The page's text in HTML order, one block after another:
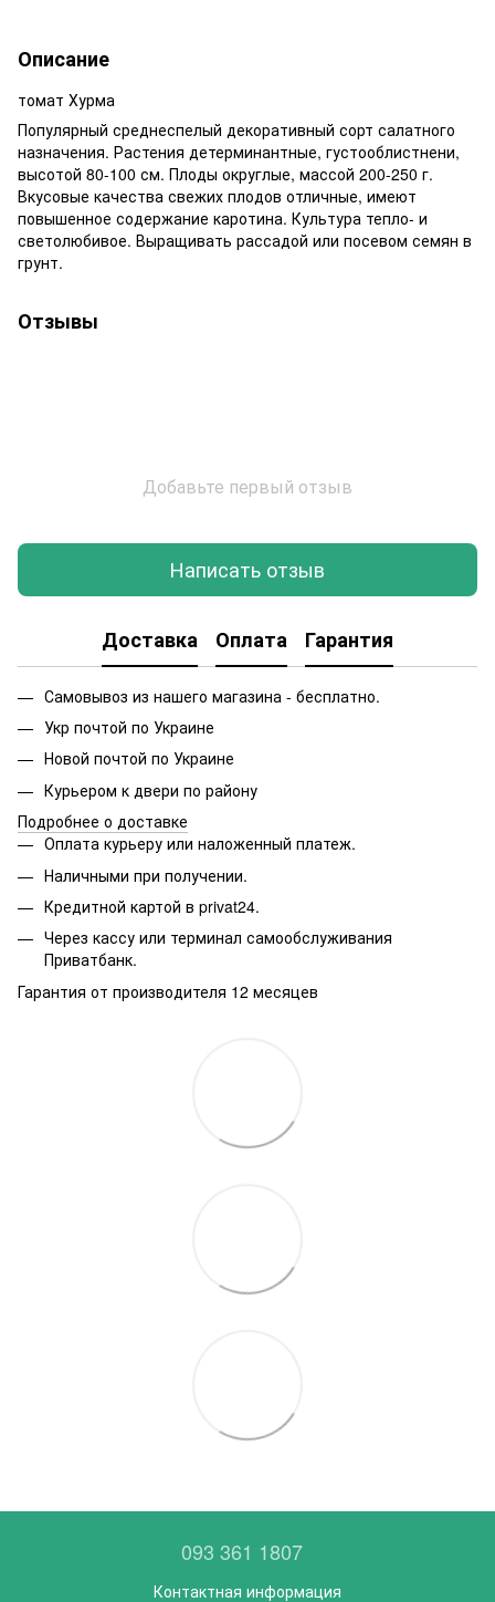
Описание
томат Хурма
Популярный среднеспелый декоративный сорт салатного
назначения. Растения детерминантные, густооблистнени,
высотой 80-100 см. Плоды округлые, массой 200-250 г.
Вкусовые качества свежих плодов отличные, имеют
повышенное содержание каротина. Культура тепло- и
светолюбивое. Выращивать рассадой или посевом семян в
грунт.
Отзывы
Добавьте первый отзыв
Написать отзыв
Доставка Оплата Гарантия
Самовывоз из нашего магазина - бесплатно.
Укр почтой по Украине
Новой почтой по Украине
Курьером к двери по району
Подробнее о доставке
Оплата курьеру или наложенный платеж.
Наличными при получении.
Кредитной картой в privat24.
Через кассу или терминал самообслуживания
Приватбанк.
Гарантия от производителя 12 месяцев
093 361 1807
Контактная информация